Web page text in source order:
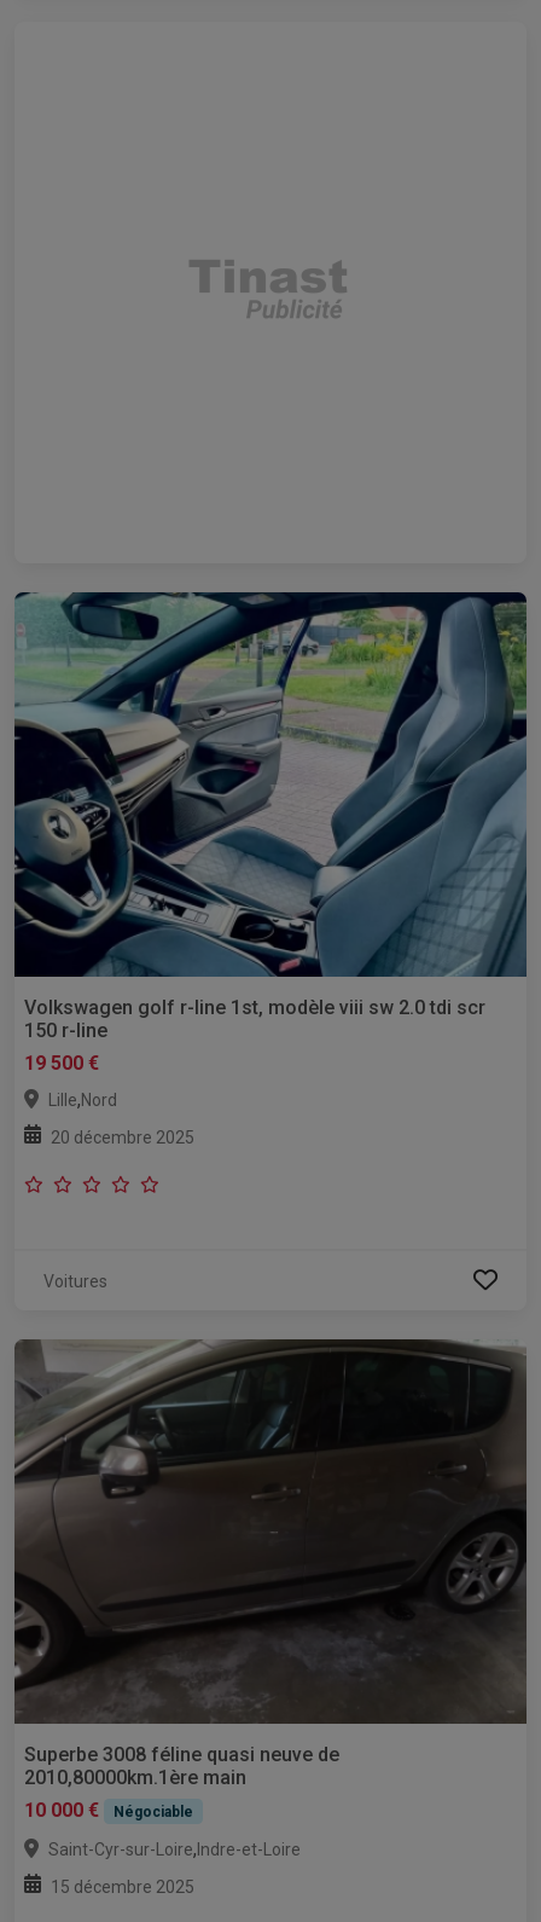
Volkswagen golf r-line 1st, modèle viii sw 2.0 tdi scr
150 r-line
19 500 €
Lille,Nord
20 décembre 2025
Voitures
Superbe 3008 féline quasi neuve de
2010,80000km.1ère main
10 000 €
Négociable
Saint-Cyr-sur-Loire, Indre-et-Loire
15 décembre 2025